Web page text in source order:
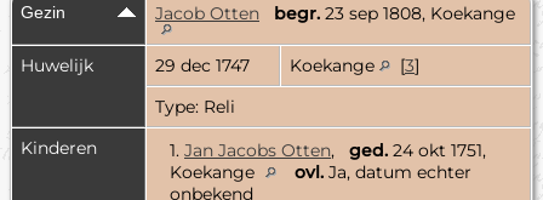
Gezin Jacob Otten begr. 23 sep 1808, Koekange
Huwelijk 29 dec 1747 Koekange [3]
Type: Reli
Kinderen
1. Jan Jacobs Otten, ged. 24 okt 1751,
Koekange
ovl. Ja, datum echter
onbekend